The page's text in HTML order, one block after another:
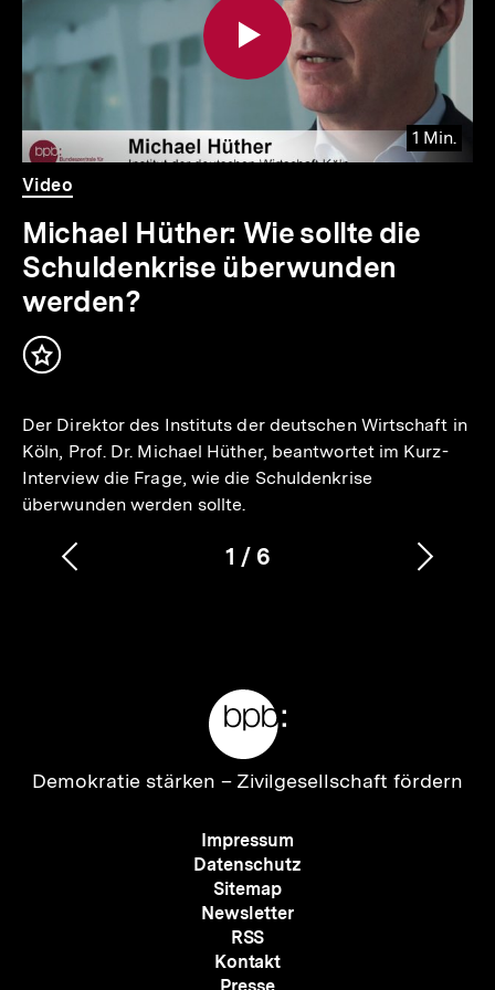
1 Min.
Video
Dauer
1
Min.
Video
Michael Hüther: Wie sollte die
Schuldenkrise überwunden
werden?
Inhalt
Der Direktor des Instituts der deutschen Wirtschaft in
Köln, Prof. Dr. Michael Hüther, beantwortet im Kurz-
Interview die Frage, wie die Schuldenkrise
überwunden werden sollte.
Karussellinhalt
1
von
/ 6
Vorherigen
Zur
Demokratie stärken – Zivilgesellschaft fördern
Meta-
Navigation
Impressum
Datenschutz
Sitemap
Newsletter
RSS
Kontakt